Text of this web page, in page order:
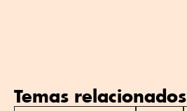
Temas relacionados